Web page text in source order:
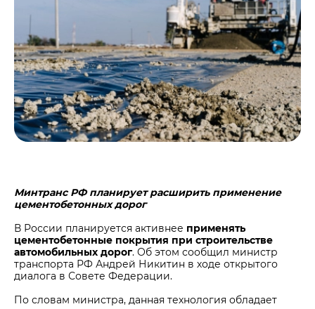
Минтранс РФ планирует расширить применение
цементобетонных дорог
В России планируется активнее применять
цементобетонные покрытия при строительстве
автомобильных дорог. Об этом сообщил министр
транспорта РФ Андрей Никитин в ходе открытого
диалога в Совете Федерации.
По словам министра, данная технология обладает
Центры дистрибуции
Реализация ТМЦ и непрофильных активов
Политика в области закупок
В помощь поставщику
Люди ЦЕМРОСа
Технологии и тренды
Издание для клиентов
Аналитика цементной отрасли
Медиабанк
Контакты
Контакты для СМИ
Служба доверия